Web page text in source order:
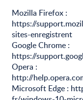
Mozilla Firefox :
https://
sites-enregistrent
Google Chrome :
https://
Opera :
http://
Microsoft Edge :